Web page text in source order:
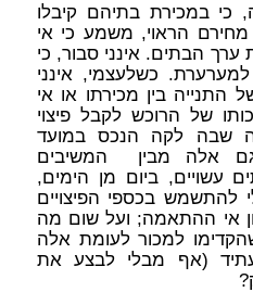
כי במכירת בתיהם קיבלו
הראוי, משמע כי אי
הבתים. אינני סבור, כי
כשלעצמי, אינני
התנייה בין מכירתו או אי
של הרוכש לקבל פיצוי
שבה לקה הנכס במועד
גם אלה מבין המשיבים
עשויים, ביום מן הימים,
בכספי הפיצויים
אי ההתאמה; ועל שום מה
למכור לעומת אלה
(אף מבלי לבצע את